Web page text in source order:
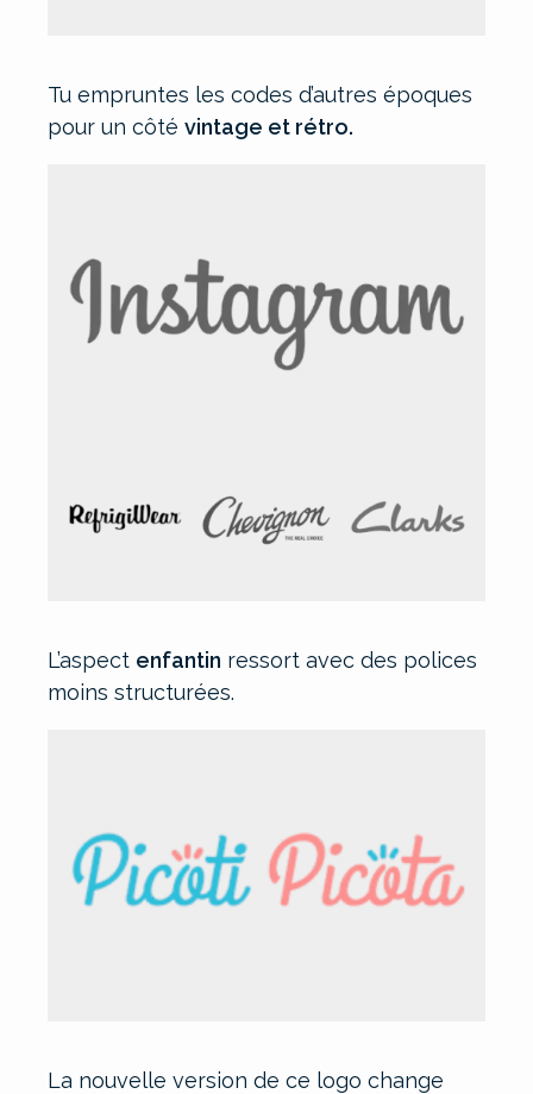
Tu empruntes les codes d’autres époques
pour un côtévintage et rétro.
L’aspect enfantin ressort avec des polices
moins structurées.
La nouvelle version de ce logo change